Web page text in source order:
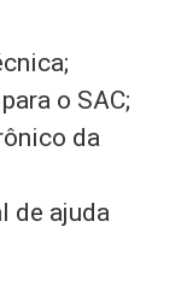
o SAC;
da
de ajuda